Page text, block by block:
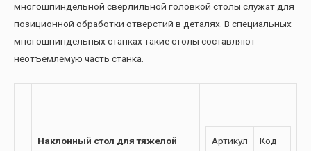
многошпиндельной сверлильной головкой столы служат для
позиционной обработки отверстий в деталях. В специальных
многошпиндельных станках такие столы составляют
неотъемлемую часть станка.
Наклонный стол для тяжелой
Артикул Код